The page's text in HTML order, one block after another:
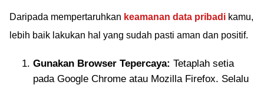
Daripada mempertaruhkan keamanan data pribadi kamu,
lebih baik lakukan hal yang sudah pasti aman dan positif.
Gunakan Browser Tepercaya: Tetaplah setia
pada Google Chrome atau Mozilla Firefox. Selalu